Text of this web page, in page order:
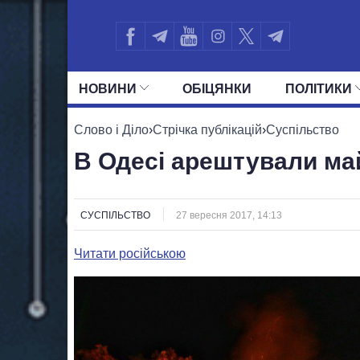
НОВИНИ ОБIЦЯНКИ ПОЛIТИКИ
УСІ ПОЛІТИКИ ПРЕЗИДЕНТ І ОФІС
Слово і Діло›Стрічка публікацій›Суспільство
В Одесі арештували
СУСПІЛЬСТВО 27 вересня 2017, 14:13
Читати російською